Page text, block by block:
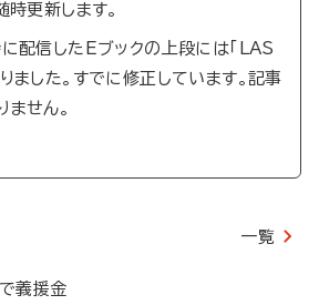
時更新します。
信したEブックの上段には「LAS
ました。すでに修正しています。記事
せん。
一覧
で義援金